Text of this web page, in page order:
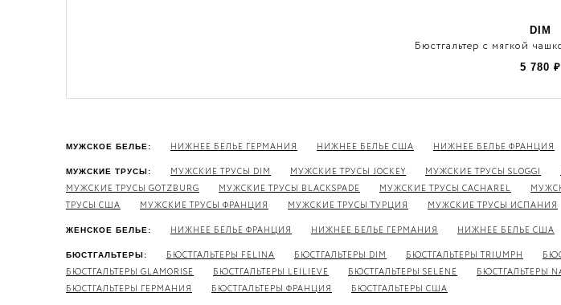
DIM
Бюстгальтер с мягкой
5 780 ₽
МУЖСКОЕ БЕЛЬЕ: НИЖНЕЕ БЕЛЬЕ ГЕРМАНИЯ НИЖНЕЕ БЕЛЬЕ США НИЖНЕЕ БЕЛЬЕ ФРАНЦИЯ
МУЖСКИЕ ТРУСЫ: МУЖСКИЕ ТРУСЫ DIM МУЖСКИЕ ТРУСЫ JOCKEY МУЖСКИЕ ТРУСЫ SLOGGI
МУЖСКИЕ ТРУСЫ GOTZBURG
МУЖСКИЕ ТРУСЫ BLACKSPADE МУЖСКИЕ ТРУСЫ CACHAREL
ТРУСЫ США
МУЖСКИЕ ТРУСЫ ФРАНЦИЯ МУЖСКИЕ ТРУСЫ ТУРЦИЯ МУЖСКИЕ ТРУСЫ ИСПАНИЯ
ЖЕНСКОЕ БЕЛЬЕ: НИЖНЕЕ БЕЛЬЕ ФРАНЦИЯ НИЖНЕЕ БЕЛЬЕ ГЕРМАНИЯ НИЖНЕЕ БЕЛЬЕ США
БЮСТГАЛЬТЕРЫ: БЮСТГАЛЬТЕРЫ FELINA БЮСТГАЛЬТЕРЫ DIM БЮСТГАЛЬТЕРЫ TRIUMPH
БЮСТГАЛЬТЕРЫ GLAMORISE
БЮСТГАЛЬТЕРЫ LEILIEVE БЮСТГАЛЬТЕРЫ SELENE БЮСТГАЛЬТЕРЫ
БЮСТГАЛЬТЕРЫ ГЕРМАНИЯ
БЮСТГАЛЬТЕРЫ ФРАНЦИЯ БЮСТГАЛЬТЕРЫ США